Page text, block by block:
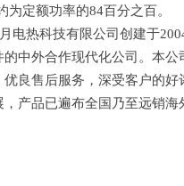
为定额功率的84百分之百。
热科技有限公司创建于
的中外合作现代化公司。本公
优良售后服务，深受客户的好
产品已遍布全国乃至远销海